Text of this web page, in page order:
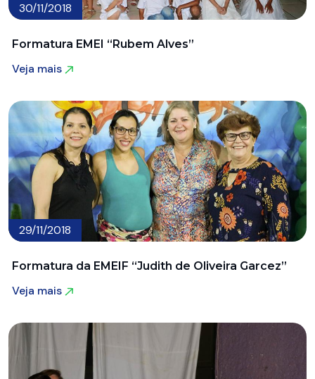
30/11/2018
Formatura EMEI “Rubem Alves”
Veja mais
29/11/2018
Formatura da EMEIF “Judith de Oliveira Garcez”
Veja mais